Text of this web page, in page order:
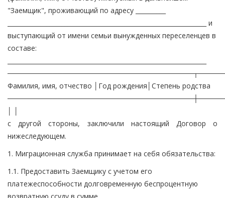
"Заемщик", проживающий по адресу __________
__________________________________________________________________ и
выступающий от имени семьи вынужденных переселенцев в
составе:
Фамилия, имя, отчество │Год рождения│Степень родства
с другой стороны, заключили настоящий Договор о
нижеследующем.
1. Миграционная служба принимает на себя обязательства:
1.1. Предоставить Заемщику с учетом его
платежеспособности долговременную беспроцентную